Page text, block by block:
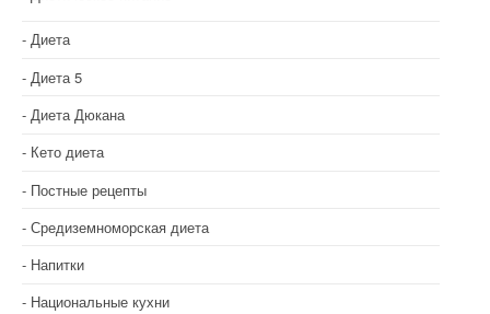
з
а
п
и
с
я
м
Диета
Диета 5
Диета Дюкана
Кето диета
Постные рецепты
Средиземноморская диета
Напитки
Национальные кухни